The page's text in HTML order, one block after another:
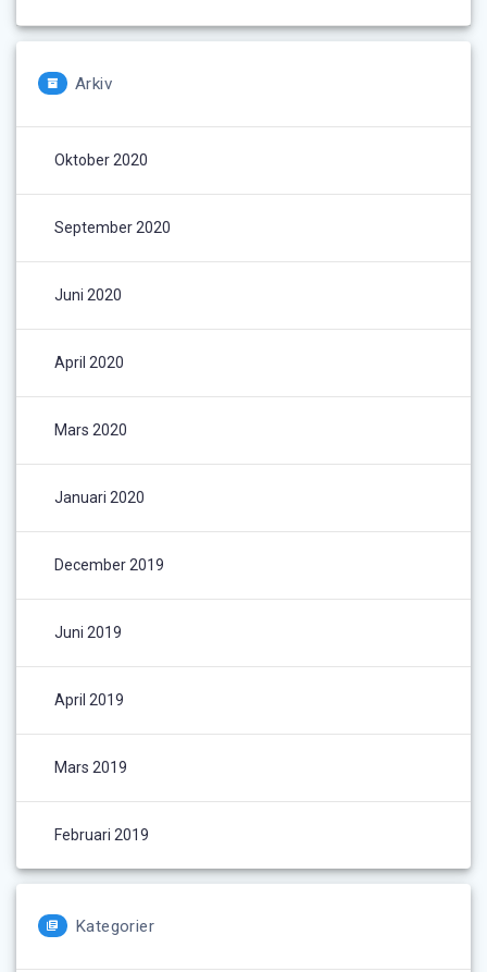
Arkiv
Oktober 2020
September 2020
Juni 2020
April 2020
Mars 2020
Januari 2020
December 2019
Juni 2019
April 2019
Mars 2019
Februari 2019
Kategorier